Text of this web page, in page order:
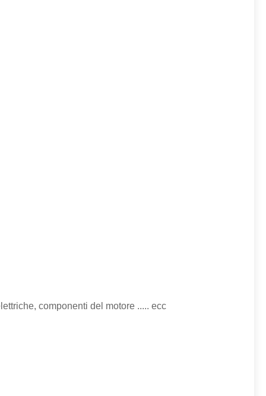
componenti del motore ..... ecc